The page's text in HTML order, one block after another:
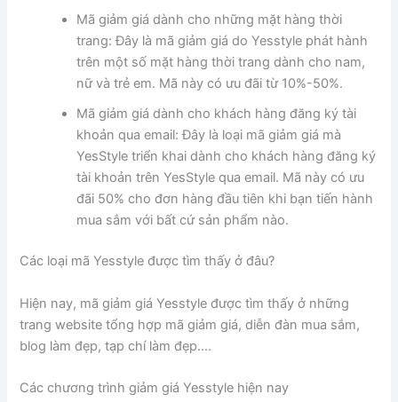
Mã giảm giá dành cho những mặt hàng thời
trang: Đây là mã giảm giá do Yesstyle phát hành
trên một số mặt hàng thời trang dành cho nam,
nữ và trẻ em. Mã này có ưu đãi từ 10%-50%.
Mã giảm giá dành cho khách hàng đăng ký tài
khoản qua email: Đây là loại mã giảm giá mà
YesStyle triển khai dành cho khách hàng đăng ký
tài khoản trên YesStyle qua email. Mã này có ưu
đãi 50% cho đơn hàng đầu tiên khi bạn tiến hành
mua sắm với bất cứ sản phẩm nào.
Các loại mã Yesstyle được tìm thấy ở đâu?
Hiện nay, mã giảm giá Yesstyle được tìm thấy ở những
trang website tổng hợp mã giảm giá, diễn đàn mua sắm,
blog làm đẹp, tạp chí làm đẹp….
Các chương trình giảm giá Yesstyle hiện nay